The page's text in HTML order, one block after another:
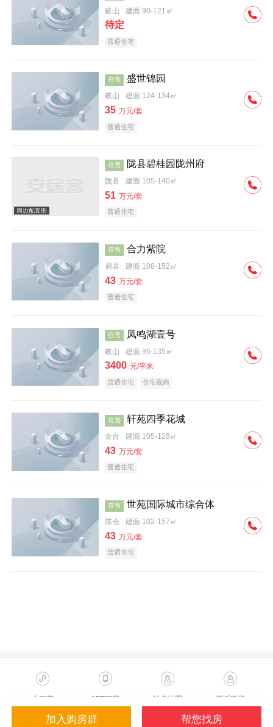
岐山 建面 90-121㎡
待定
普通住宅
在售 盛世锦园
岐山 建面 124-134㎡
35 万元/套
普通住宅
在售 陇县碧桂园陇州府
陇县 建面 105-140㎡
51 万元/套
普通住宅
在售 合力紫院
眉县 建面 108-152㎡
43 万元/套
普通住宅
在售 凤鸣湖壹号
岐山 建面 95-135㎡
3400 元/平米
普通住宅 住宅底商
在售 轩苑四季花城
金台 建面 105-128㎡
43 万元/套
普通住宅
在售 世苑国际城市综合体
陈仓 建面 102-157㎡
43 万元/套
普通住宅
加入购房群 帮您找房
小程序 APP下载 站点地图 投诉建议